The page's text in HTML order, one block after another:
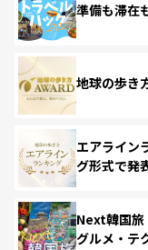
準備も滞在
地球の歩き
エアライン
グ形式で発
Next韓国旅
グルメ・テ